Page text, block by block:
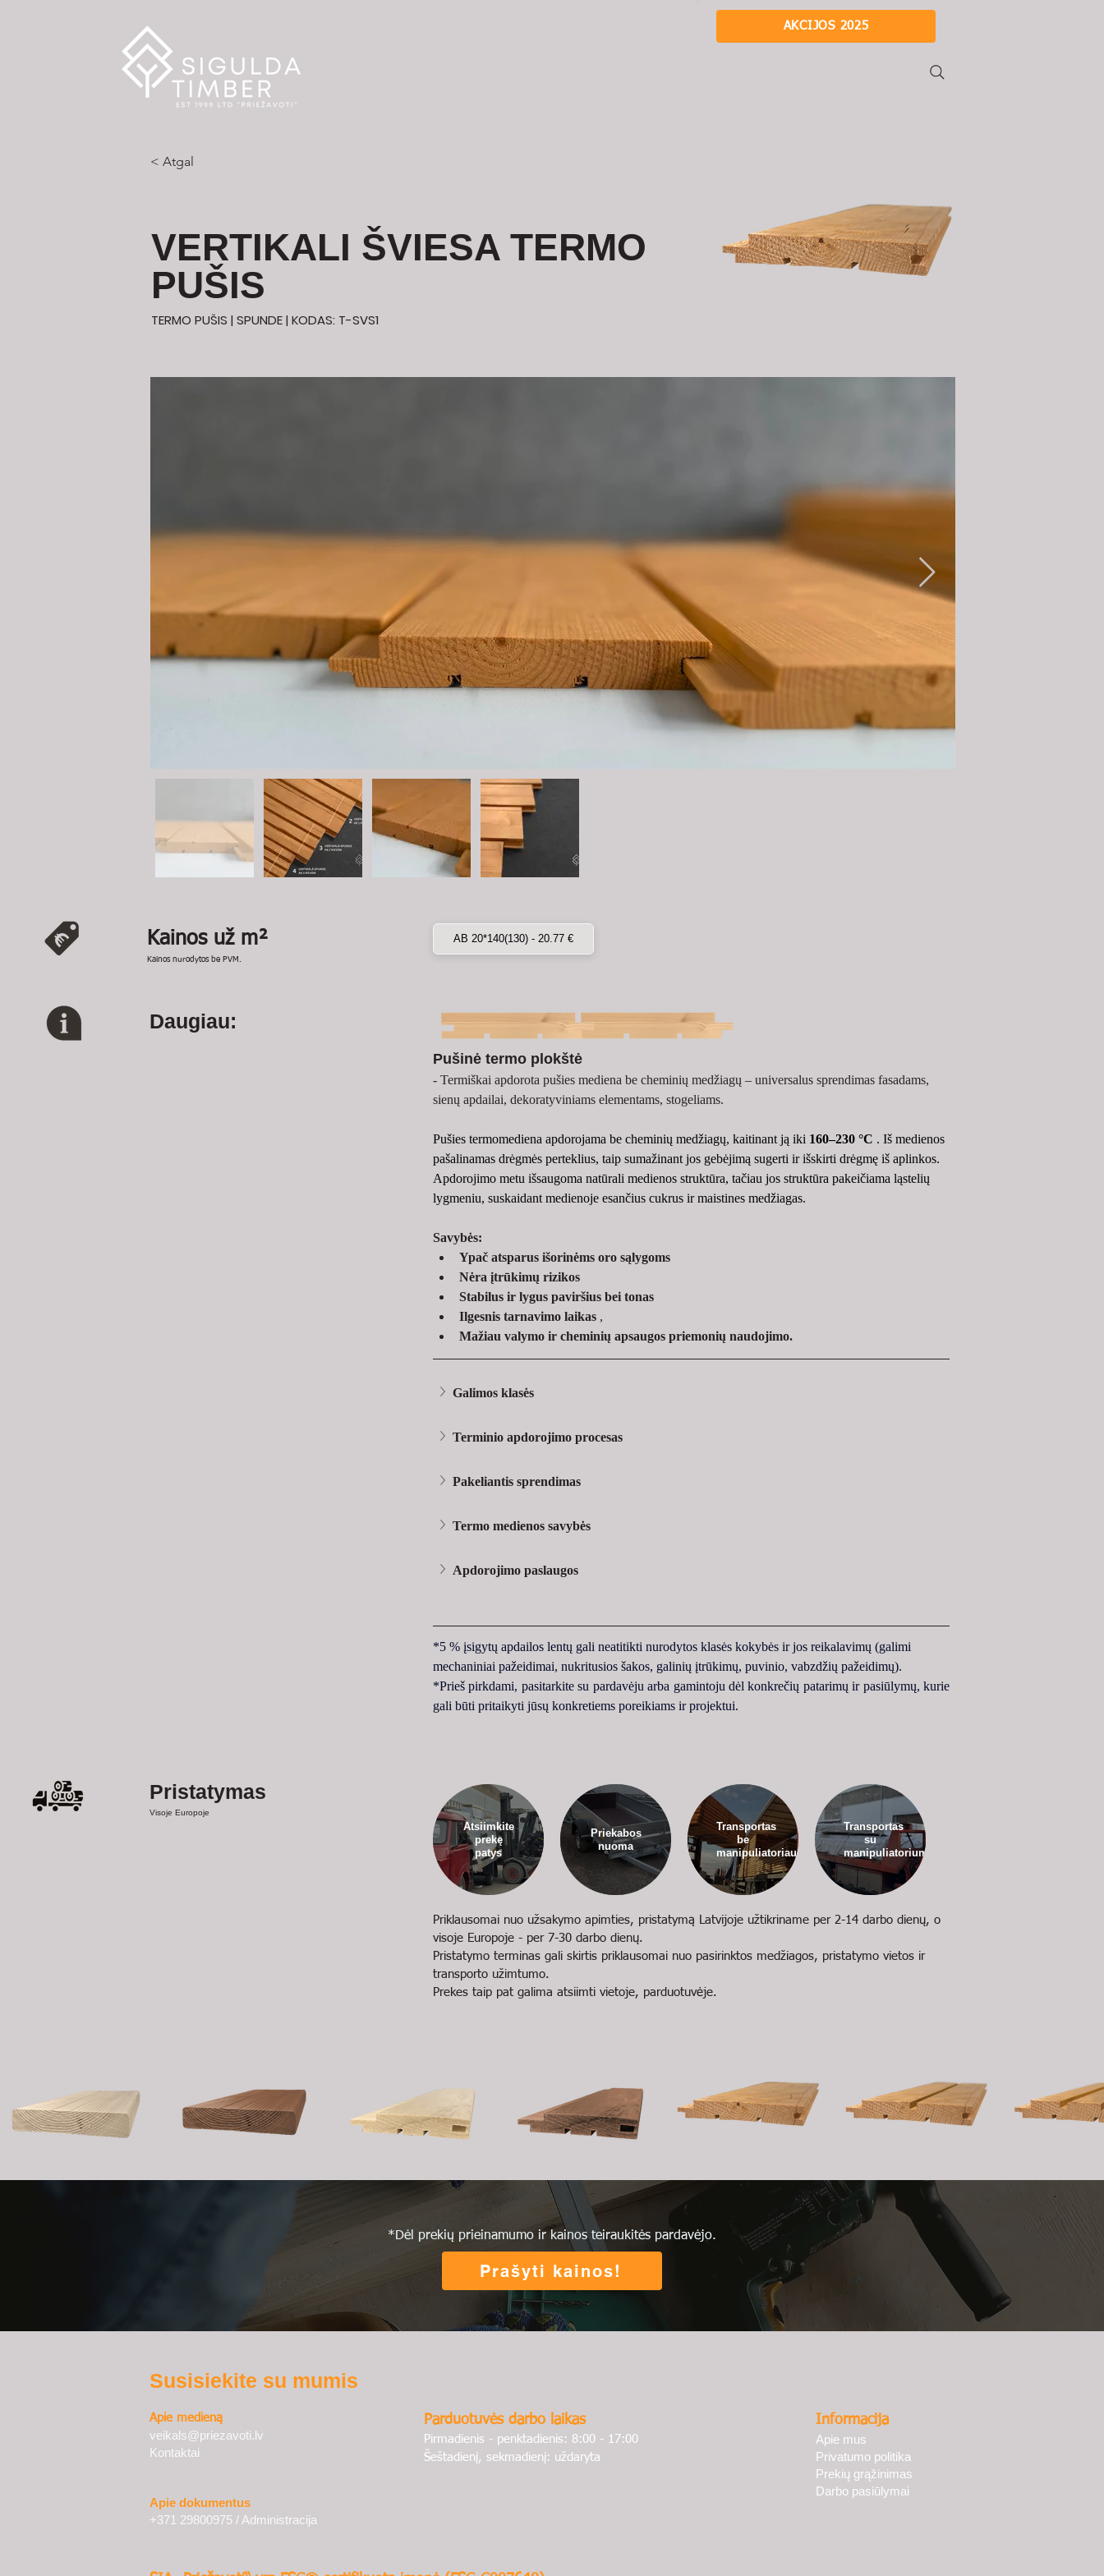
AKCIJOS 2025
< Atgal
VERTIKALI ŠVIESA TERMO
PUŠIS
TERMO PUŠIS | SPUNDE | KODAS: T-SVS1
Kainos už m²
Kainos nurodytos be PVM.
AB 20*140(130) - 20.77 €
Daugiau:
Pušinė termo plokštė
- Termiškai apdorota pušies mediena be cheminių medžiagų – universalus sprendimas fasadams,
sienų apdailai, dekoratyviniams elementams, stogeliams.
Pušies termomediena apdorojama be cheminių medžiagų, kaitinant ją iki 160–230 °C . Iš medienos
pašalinamas drėgmės perteklius, taip sumažinant jos gebėjimą sugerti ir išskirti drėgmę iš aplinkos.
Apdorojimo metu išsaugoma natūrali medienos struktūra, tačiau jos struktūra pakeičiama ląstelių
lygmeniu, suskaidant medienoje esančius cukrus ir maistines medžiagas.
Savybės:
Ypač atsparus išorinėms oro sąlygoms
Nėra įtrūkimų rizikos
Stabilus ir lygus paviršius bei tonas
Ilgesnis tarnavimo laikas ,
Mažiau valymo ir cheminių apsaugos priemonių naudojimo.
Galimos klasės
Terminio apdorojimo procesas
Pakeliantis sprendimas
Termo medienos savybės
Apdorojimo paslaugos
*5 % įsigytų apdailos lentų gali neatitikti nurodytos klasės kokybės ir jos reikalavimų (galimi
mechaniniai pažeidimai, nukritusios šakos, galinių įtrūkimų, puvinio, vabzdžių pažeidimų).
*Prieš pirkdami, pasitarkite su pardavėju arba gamintoju dėl konkrečių patarimų ir pasiūlymų, kurie
gali būti pritaikyti jūsų konkretiems poreikiams ir projektui.
Pristatymas
Visoje Europoje
Atsiimkite
prekę
patys
Priekabos
nuoma
Transportas
be
manipuliatoriaus
Transportas
su
manipuliatoriumi
Priklausomai nuo užsakymo apimties, pristatymą Latvijoje užtikriname per 2-14 darbo dienų, o
visoje Europoje - per 7-30 darbo dienų.
Pristatymo terminas gali skirtis priklausomai nuo pasirinktos medžiagos, pristatymo vietos ir
transporto užimtumo.
Prekes taip pat galima atsiimti vietoje, parduotuvėje.
*Dėl prekių prieinamumo ir kainos teiraukitės pardavėjo.
Prašyti kainos!
Susisiekite su mumis
Apie medieną
veikals@priezavoti.lv
Kontaktai
Parduotuvės darbo laikas
Pirmadienis - penktadienis: 8:00 - 17:00
Šeštadienį, sekmadienį: uždaryta
Apie dokumentus
+371 29800975 / Administracija
Informacija
Apie mus
Privatumo politika
Prekių grąžinimas
Darbo pasiūlymai